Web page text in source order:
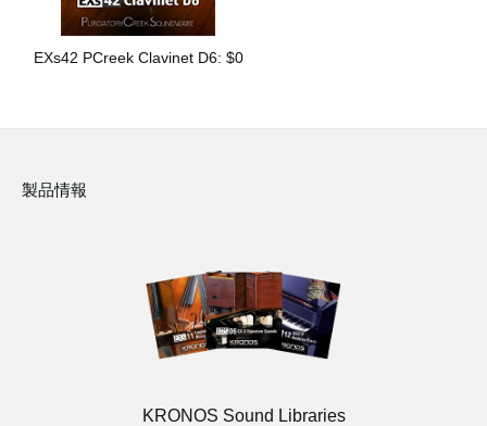
EXs42 PCreek Clavinet D6: $0
製品情報
KRONOS Sound Libraries